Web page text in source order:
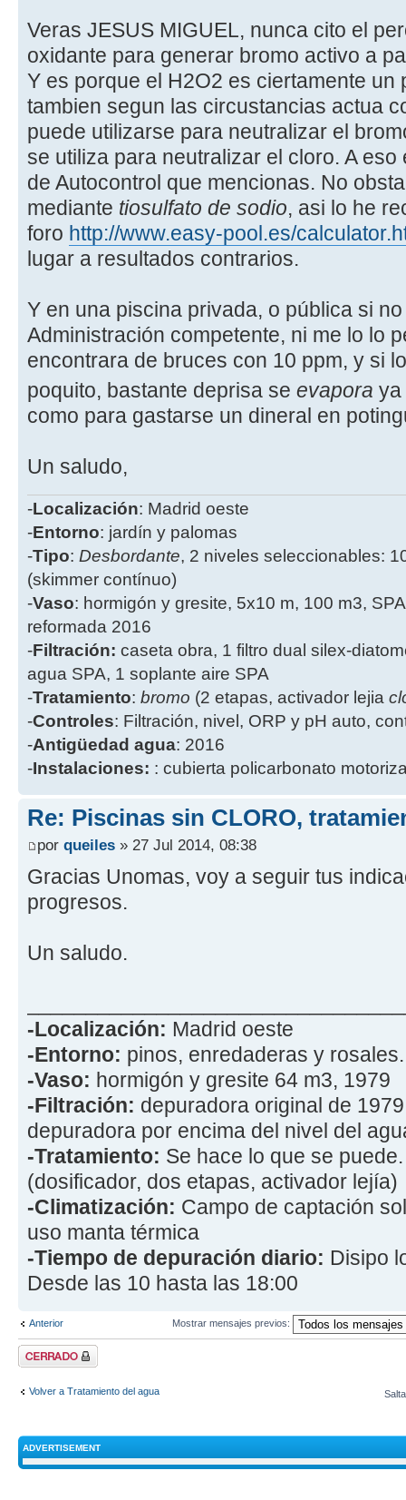
Veras JESUS MIGUEL, nunca cito el
oxidante para generar bromo activo a
Y es porque el H2O2 es ciertamente un
tambien segun las circustancias actua
puede utilizarse para neutralizar el
se utiliza para neutralizar el cloro. A
de Autocontrol que mencionas. No
mediante tiosulfato de sodio, asi lo he
foro http://www.easy-pool.es/
lugar a resultados contrarios.
Y en una piscina privada, o pública si
Administración competente, ni me lo lo
encontrara de bruces con 10 ppm, y si
poquito, bastante deprisa se evapora
como para gastarse un dineral en
Un saludo,
-Localización: Madrid oeste
-Entorno: jardín y palomas
-Tipo: Desbordante, 2 niveles seleccionables:
(skimmer contínuo)
-Vaso: hormigón y gresite, 5x10 m, 100 m3,
reformada 2016
-Filtración: caseta obra, 1 filtro dual silex-
agua SPA, 1 soplante aire SPA
-Tratamiento: bromo (2 etapas, activador lejia
-Controles: Filtración, nivel, ORP y pH auto,
-Antigüedad agua: 2016
-Instalaciones: : cubierta policarbonato
Re: Piscinas sin CLORO,
por queiles » 27 Jul 2014, 08:38
Gracias Unomas, voy a seguir tus
progresos.
Un saludo.
-Localización: Madrid oeste
-Entorno: pinos, enredaderas y rosales.
-Vaso: hormigón y gresite 64 m3, 1979
-Filtración: depuradora original de
depuradora por encima del nivel del
-Tratamiento: Se hace lo que se
(dosificador, dos etapas, activador lejía)
-Climatización: Campo de captación
uso manta térmica
-Tiempo de depuración diario: Disipo
Desde las 10 hasta las 18:00
Anterior Mostrar mensajes previos:
Tema cerrado
Volver a Tratamiento del agua
ADVERTISEMENT